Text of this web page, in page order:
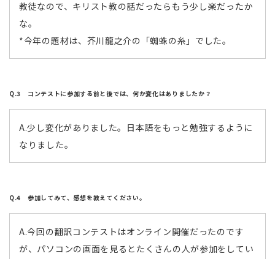
教徒なので、キリスト教の話だったらもう少し楽だったか
な。
*今年の題材は、芥川龍之介の「蜘蛛の糸」でした。
Q.3 コンテストに参加する前と後では、何か変化はありましたか？
A.少し変化がありました。日本語をもっと勉強するように
なりました。
Q.4 参加してみて、感想を教えてください。
A.今回の翻訳コンテストはオンライン開催だったのです
が、パソコンの画面を見るとたくさんの人が参加をしてい